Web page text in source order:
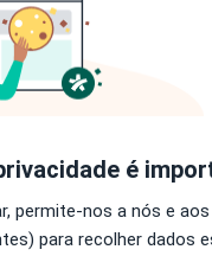
é
permite-nos a nós e
para recolher dados